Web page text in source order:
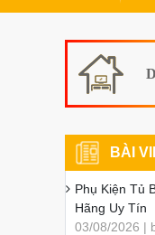
BÀI
Phụ Kiện Tủ
Hãng Uy Tín
03/08/2026 |